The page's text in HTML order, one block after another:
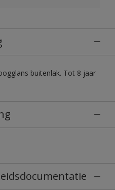
buitenlak. Tot 8 jaar